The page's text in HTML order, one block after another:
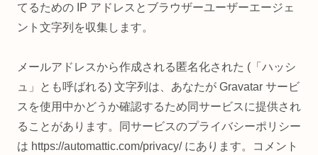
てるための IP アドレスとブラウザーユーザーエージェ
ント文字列を収集します。
メールアドレスから作成される匿名化された (「ハッシ
ュ」とも呼ばれる) 文字列は、あなたが Gravatar サービ
スを使用中かどうか確認するため同サービスに提供され
ることがあります。同サービスのプライバシーポリシー
は https://automattic.com/privacy/ にあります。コメント